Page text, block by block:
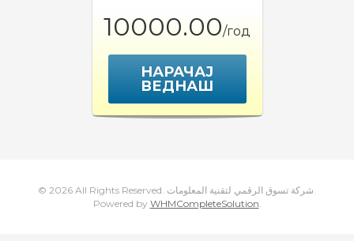
10000.00/год
НАРАЧАЈ
ВЕДНАШ
© 2026 All Rights Reserved. شركة تسوق الرقمي لتقنية المعلومات.
Powered by WHMCompleteSolution.